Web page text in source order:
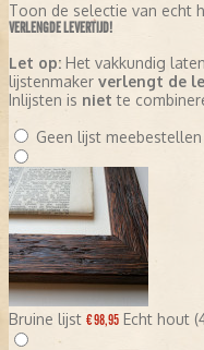
Toon de selectie van echt
VERLENGDE LEVERTIJD!
Let op: Het vakkundig
lijstenmaker verlengt de
Inlijsten is niet te
Geen lijst meebestellen
Bruine lijst € 98,95 Echt hout